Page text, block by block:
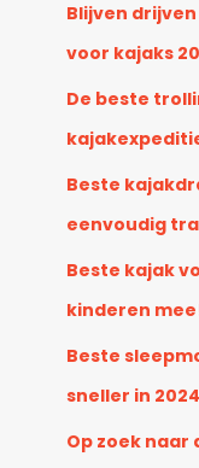
Blijven
voor kajaks
De beste
Beste
eenvoudig
Beste kajak
kinderen
Beste
sneller in
Op zoek